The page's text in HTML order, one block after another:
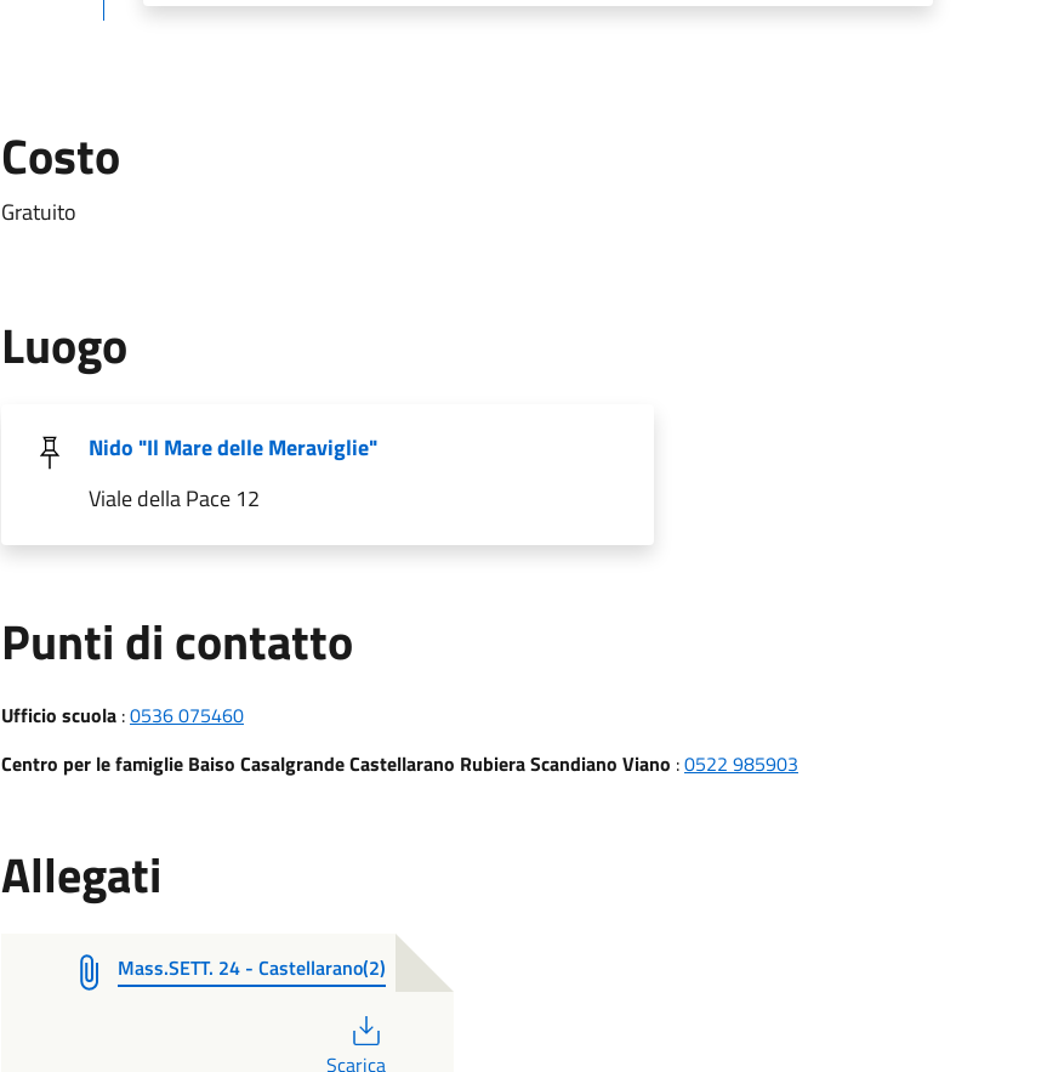
Costo
Gratuito
Luogo
Nido "Il Mare delle Meraviglie"
Viale della Pace 12
Punti di contatto
Ufficio scuola:0536 075460
Centro per le famiglie Baiso Casalgrande Castellarano Rubiera Scandiano Viano :0522 985903
Allegati
Mass.SETT. 24 - Castellarano(2)
Scarica